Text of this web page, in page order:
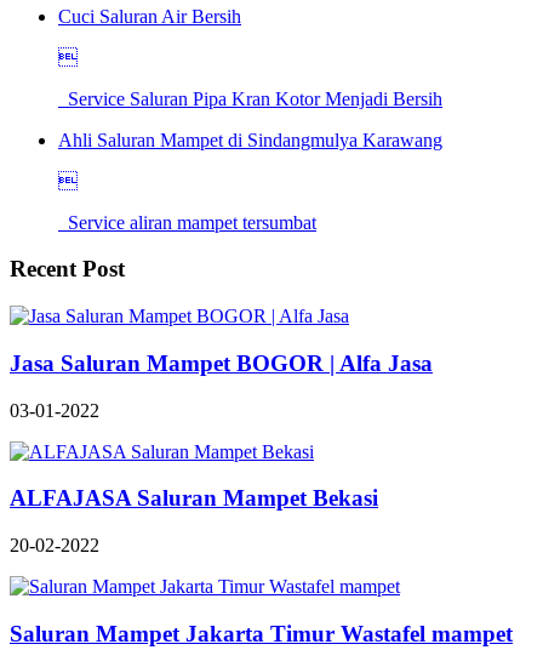
Cuci Saluran Air Bersih

Service Saluran Pipa Kran Kotor Menjadi Bersih
Ahli Saluran Mampet di Sindangmulya Karawang

Service aliran mampet tersumbat
Recent Post
Jasa Saluran Mampet BOGOR | Alfa Jasa
03-01-2022
ALFAJASA Saluran Mampet Bekasi
20-02-2022
Saluran Mampet Jakarta Timur Wastafel mampet